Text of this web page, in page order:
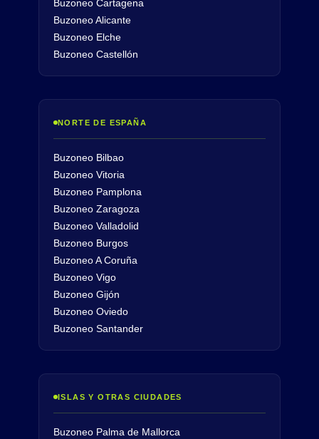
Buzoneo Cartagena
Buzoneo Alicante
Buzoneo Elche
Buzoneo Castellón
NORTE DE ESPAÑA
Buzoneo Bilbao
Buzoneo Vitoria
Buzoneo Pamplona
Buzoneo Zaragoza
Buzoneo Valladolid
Buzoneo Burgos
Buzoneo A Coruña
Buzoneo Vigo
Buzoneo Gijón
Buzoneo Oviedo
Buzoneo Santander
ISLAS Y OTRAS CIUDADES
Buzoneo Palma de Mallorca